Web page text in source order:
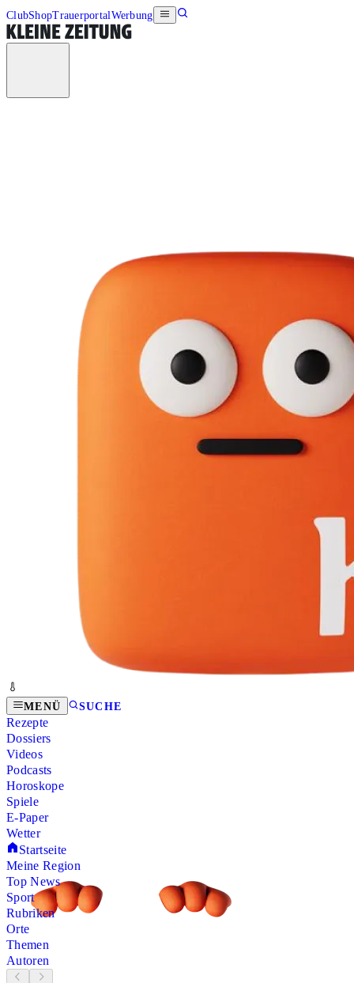
ClubShopTrauerportalWerbung
MENÜ SUCHE
Rezepte
Dossiers
Videos
Podcasts
Horoskope
Spiele
E-Paper
Wetter
Startseite
Meine Region
Top News
Sport
Rubriken
Orte
Themen
Autoren